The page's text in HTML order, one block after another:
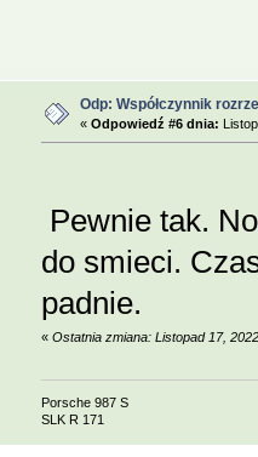
Odp: Współczynnik
« Odpowiedź #6 dnia:
Pewnie tak.
do smieci.
padnie.
« Ostatnia zmiana: Listopad 17,
Porsche 987 S
SLK R 171